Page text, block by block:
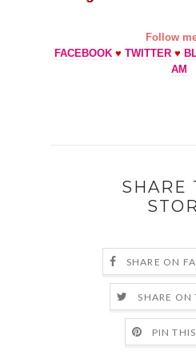
Follow
FACEBOOK ♥ TWITTER ♥
AM
SHARE
SHARE ON
SHARE ON
PIN